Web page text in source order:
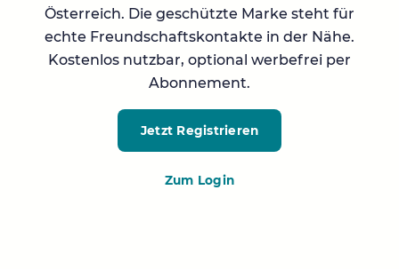
Österreich. Die geschützte Marke steht für
echte Freundschaftskontakte in der Nähe.
Kostenlos nutzbar, optional werbefrei per
Abonnement.
Jetzt Registrieren
Zum Login